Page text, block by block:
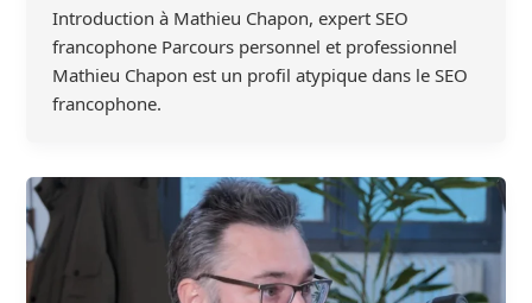
Introduction à Mathieu Chapon, expert SEO
francophone Parcours personnel et professionnel
Mathieu Chapon est un profil atypique dans le SEO
francophone.